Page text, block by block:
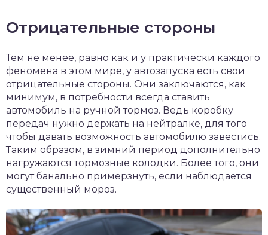
Отрицательные стороны
Тем не менее, равно как и у практически каждого
феномена в этом мире, у автозапуска есть свои
отрицательные стороны. Они заключаются, как
минимум, в потребности всегда ставить
автомобиль на ручной тормоз. Ведь коробку
передач нужно держать на нейтралке, для того
чтобы давать возможность автомобилю завестись.
Таким образом, в зимний период дополнительно
нагружаются тормозные колодки. Более того, они
могут банально примерзнуть, если наблюдается
существенный мороз.